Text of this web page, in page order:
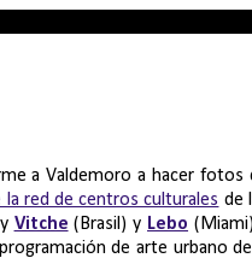
a Valdemoro a hacer fotos
la red de centros culturales de
y Vitche (Brasil) y Lebo
de arte urbano